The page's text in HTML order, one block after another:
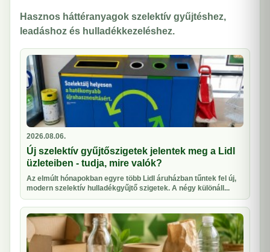
Hasznos háttéranyagok szelektív gyűjtéshez,
leadáshoz és hulladékkezeléshez.
2026.08.06.
Új szelektív gyűjtőszigetek jelentek meg a Lidl
üzleteiben - tudja, mire valók?
Az elmúlt hónapokban egyre több Lidl áruházban tűntek fel új,
modern szelektív hulladékgyűjtő szigetek. A négy különáll...